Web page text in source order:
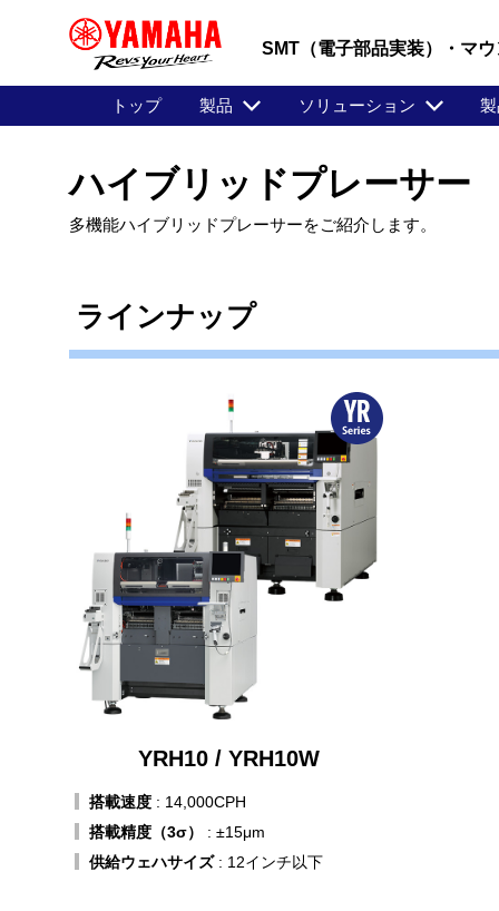
SMT（電子部品実装）・マ
トップ 製品 ソリューション
ハイブリッドプレーサー
多機能ハイブリッドプレーサーをご紹介します。
ラインナップ
YRH10 / YRH10W
搭載速度 : 14,000CPH
搭載精度（3σ）
: ±15μm
供給ウェハサイズ: 12インチ以下